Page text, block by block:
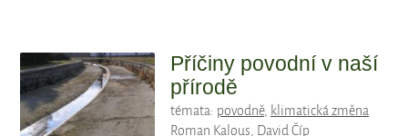
Příčiny povodní v naší
přírodě
témata: povodně, klimatická změna
Roman Kalous, David Číp